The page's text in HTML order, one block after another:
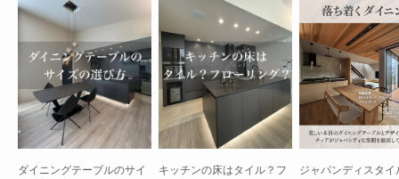
ダイニングテーブルのサイ
キッチンの床はタイル？フ
ジャパンディスタイ